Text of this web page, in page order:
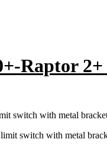
Raptor
switch with metal
switch with metal